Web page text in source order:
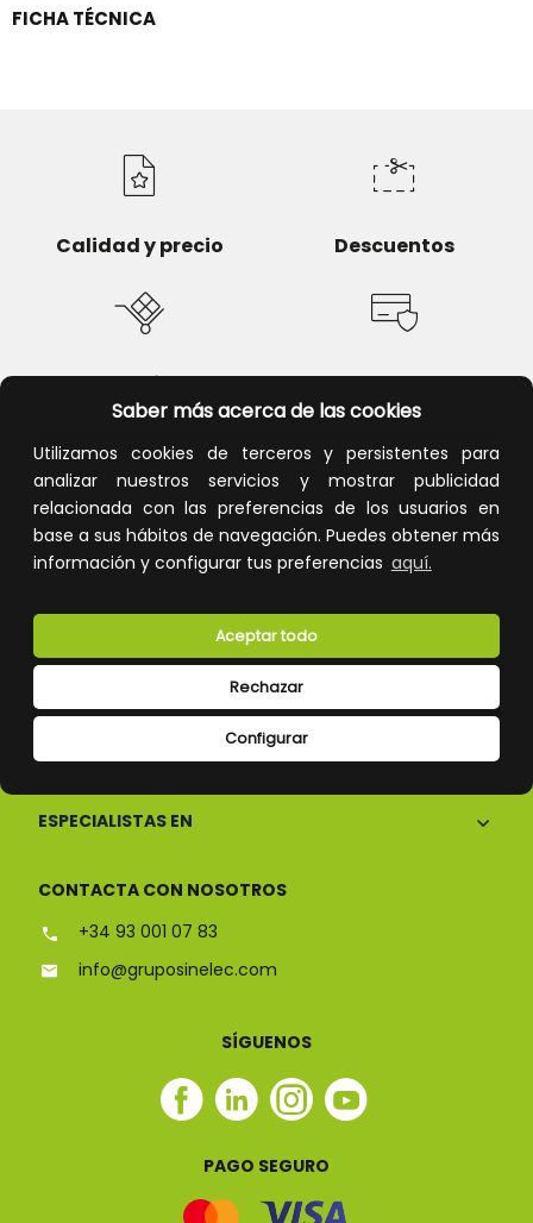
Saber más acerca de las cookies
Utilizamos cookies de terceros y persistentes para
analizar nuestros servicios y mostrar publicidad
relacionada con las preferencias de los usuarios en
base a sus hábitos de navegación. Puedes obtener más
información y configurar tus preferencias aquí.
Configurar
Rechazar
Aceptar todo
FICHA TÉCNICA
Calidad y precio Descuentos
Devoluciones Pago seguro
Atención al cliente
ESPECIALISTAS EN
CONTACTA CON NOSOTROS
+34 93 001 07 83
info@gruposinelec.com
SÍGUENOS
Facebook
Linkedin
Instagram
Youtube
PAGO SEGURO